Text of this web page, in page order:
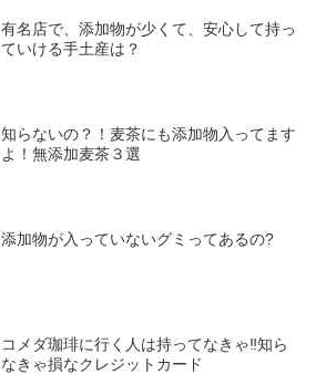
有名店で、添加物が少くて、安心して持っ
ていける手土産は？
知らないの？！麦茶にも添加物入ってます
よ！無添加麦茶３選
添加物が入っていないグミってあるの?
コメダ珈琲に行く人は持ってなきゃ‼知ら
なきゃ損なクレジットカード